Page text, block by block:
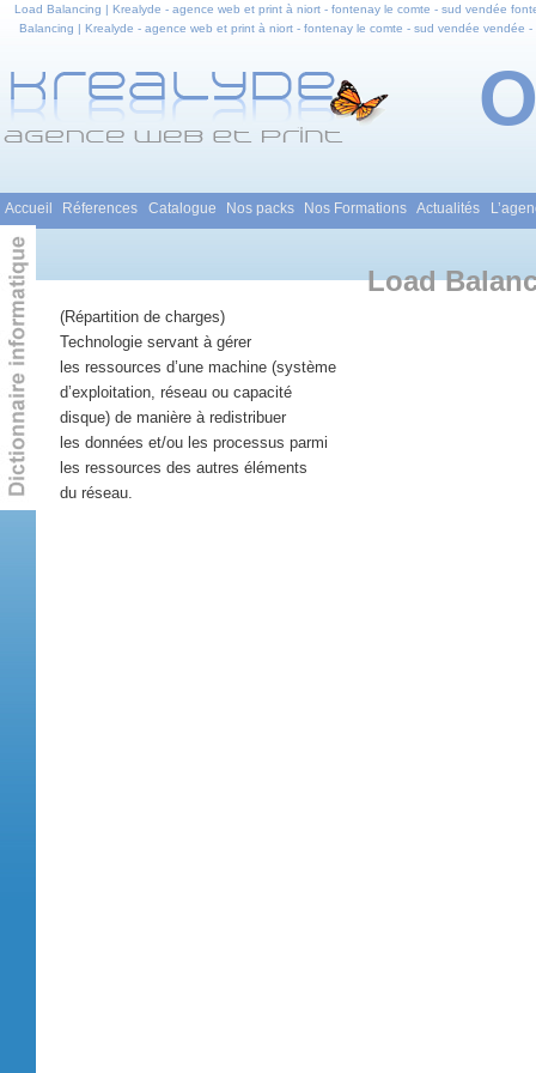
Load Balancing | Krealyde - agence web et print à niort - fontenay le comte - sud vendée
Balancing | Krealyde - agence web et print à niort - fontenay le comte - sud vendée
Menu principal
Aller au contenu principal
Aller au contenu secondaire
Accueil Réferences Catalogue Nos packs Nos Formations Actualités
Load
(Répartition de charges)
Technologie servant à gérer
les ressources d’une machine (système
d’exploitation, réseau ou capacité
disque) de manière à redistribuer
les données et/ou les processus parmi
les ressources des autres éléments
du réseau.